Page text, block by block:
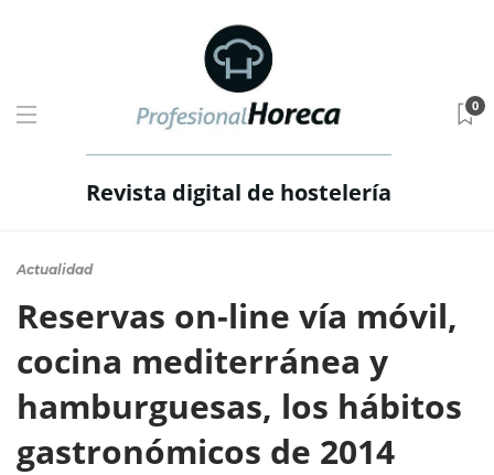
Revista digital de hostelería
0
Actualidad
Reservas on-line vía móvil,
cocina mediterránea y
hamburguesas, los hábitos
gastronómicos de 2014